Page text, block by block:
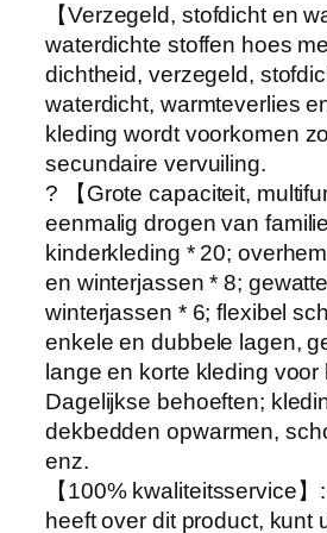
l
b
e
v
e
i
l
i
g
i
n
g
(
k
l
u
【Verzegeld, stofdicht en
waterdichte stoffen hoes
dichtheid, verzegeld,
waterdicht, warmteverlies
kleding wordt voorkomen
secundaire vervuiling.
? 【Grote capaciteit,
eenmalig drogen van
kinderkleding * 20;
en winterjassen * 8;
winterjassen * 6; flexibel
enkele en dubbele lagen,
lange en korte kleding
Dagelijkse behoeften;
dekbedden opwarmen,
enz.
【100% kwaliteitsservice
heeft over dit product, kunt